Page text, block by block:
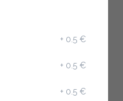
+0.5 €
+0.5 €
+0.5 €